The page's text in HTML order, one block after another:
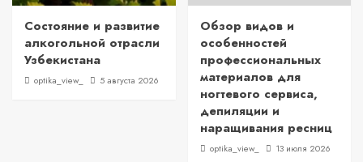
Состояние и развитие
алкогольной отрасли
Узбекистана
optika_view_ 5 августа 2026
Обзор видов и
особенностей
профессиональных
материалов для
ногтевого сервиса,
депиляции и
наращивания ресниц
optika_view_ 13 июля 2026